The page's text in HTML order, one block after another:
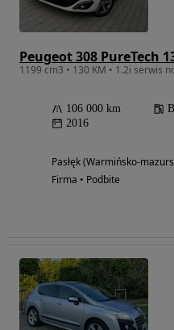
1199 cm3 • 130 KM • 1.2i serwis
106 000 km
2016
Pasłęk (Warmińsko-
Firma • Podbite